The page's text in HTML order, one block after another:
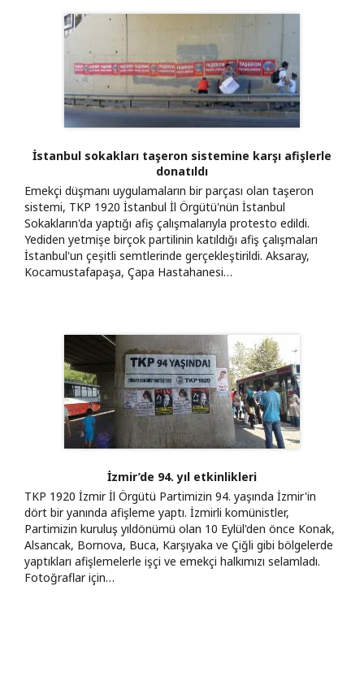
İstanbul sokakları taşeron sistemine karşı afişlerle
donatıldı
Emekçi düşmanı uygulamaların bir parçası olan taşeron
sistemi, TKP 1920 İstanbul İl Örgütü'nün İstanbul
Sokakların'da yaptığı afiş çalışmalarıyla protesto edildi.
Yediden yetmişe birçok partilinin katıldığı afiş çalışmaları
İstanbul'un çeşitli semtlerinde gerçekleştirildi. Aksaray,
Kocamustafapaşa, Çapa Hastahanesi…
İzmir’de 94. yıl etkinlikleri
TKP 1920 İzmir İl Örgütü Partimizin 94. yaşında İzmir'in
dört bir yanında afişleme yaptı. İzmirli komünistler,
Partimizin kuruluş yıldönümü olan 10 Eylül'den önce Konak,
Alsancak, Bornova, Buca, Karşıyaka ve Çiğli gibi bölgelerde
yaptıkları afişlemelerle işçi ve emekçi halkımızı selamladı.
Fotoğraflar için…